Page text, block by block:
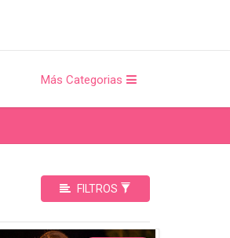
Más Categorias
FILTROS